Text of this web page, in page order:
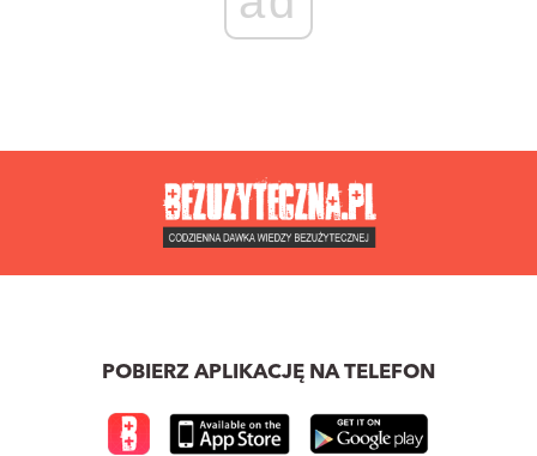
POBIERZ APLIKACJĘ NA TELEFON